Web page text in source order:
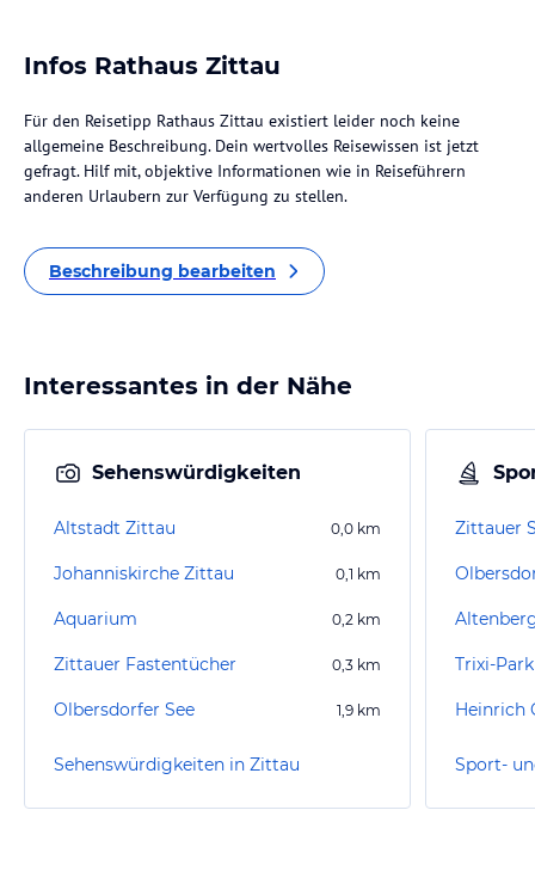
Infos Rathaus Zittau
Für den Reisetipp Rathaus Zittau existiert leider noch keine
allgemeine Beschreibung. Dein wertvolles Reisewissen ist jetzt
gefragt. Hilf mit, objektive Informationen wie in Reiseführern
anderen Urlaubern zur Verfügung zu stellen.
Beschreibung bearbeiten
Interessantes in der Nähe
Sehenswürdigkeiten
Altstadt Zittau 0,0 km
Johanniskirche Zittau 0,1 km
Aquarium 0,2 km
Zittauer Fastentücher 0,3 km
Olbersdorfer See 1,9 km
Sehenswürdigkeiten in Zittau
Zittauer
Trixi-Park
Heinrich
Sport-